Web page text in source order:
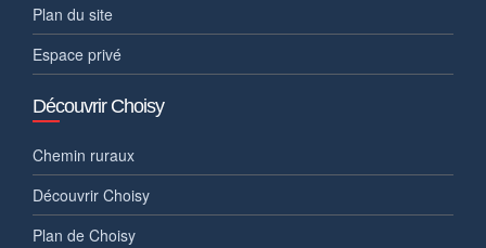
Plan du site
Espace privé
Découvrir Choisy
Chemin ruraux
Découvrir Choisy
Plan de Choisy